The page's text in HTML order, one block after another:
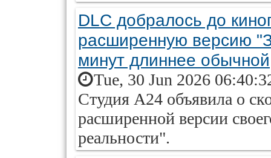
DLC добралось до
расширенную версию
минут длиннее обычной
Tue, 30 Jun 2026
Студия A24 объявила о
расширенной версии
реальности".